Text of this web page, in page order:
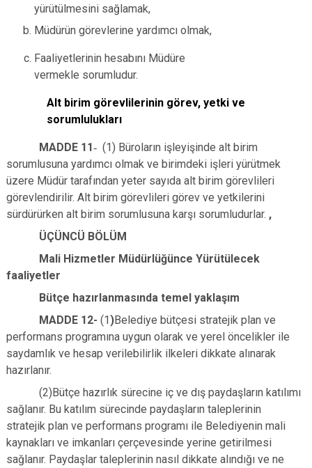
yürütülmesini sağlamak,
Müdürün görevlerine yardımcı olmak,
Faaliyetlerinin hesabını Müdüre
vermekle sorumludur.
Alt birim görevlilerinin görev, yetki ve
sorumlulukları
MADDE 11- (1) Büroların işleyişinde alt birim
sorumlusuna yardımcı olmak ve birimdeki işleri yürütmek
üzere Müdür tarafından yeter sayıda alt birim görevlileri
görevlendirilir. Alt birim görevlileri görev ve yetkilerini
sürdürürken alt birim sorumlusuna karşı sorumludurlar. ,
ÜÇÜNCÜ BÖLÜM
Mali Hizmetler Müdürlüğünce Yürütülecek
faaliyetler
Bütçe hazırlanmasında temel yaklaşım
MADDE 12- (1)Belediye bütçesi stratejik plan ve
performans programına uygun olarak ve yerel öncelikler ile
saydamlık ve hesap verilebilirlik ilkeleri dikkate alınarak
hazırlanır.
(2)Bütçe hazırlık sürecine iç ve dış paydaşların katılımı
sağlanır. Bu katılım sürecinde paydaşların taleplerinin
stratejik plan ve performans programı ile Belediyenin mali
kaynakları ve imkanları çerçevesinde yerine getirilmesi
sağlanır. Paydaşlar taleplerinin nasıl dikkate alındığı ve ne